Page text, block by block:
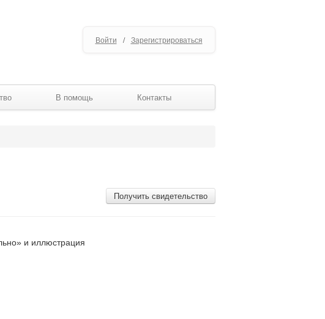
Войти / Зарегистрироваться
В помощь Контакты
Получить свидетельство
и иллюстрация